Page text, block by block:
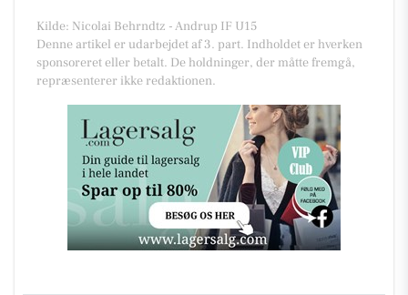
Kilde: Nicolai Behrndtz - Andrup IF U15
Denne artikel er udarbejdet af 3. part. Indholdet er hverken
sponsoreret eller betalt. De holdninger, der måtte fremgå,
repræsenterer ikke redaktionen.